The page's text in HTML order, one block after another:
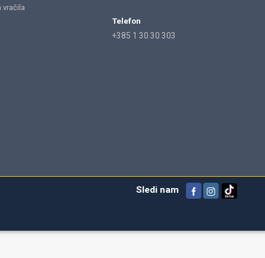
vračila
Telefon
+385 1 30 30 303
Sledi nam